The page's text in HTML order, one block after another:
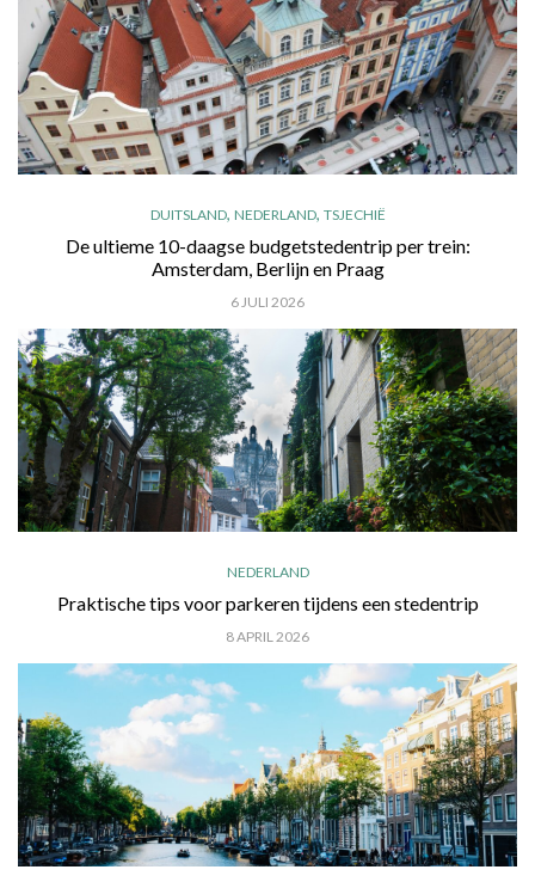
DUITSLAND, NEDERLAND, TSJECHIË
De ultieme 10-daagse budgetstedentrip per trein:
Amsterdam, Berlijn en Praag
6 JULI 2026
NEDERLAND
Praktische tips voor parkeren tijdens een stedentrip
8 APRIL 2026